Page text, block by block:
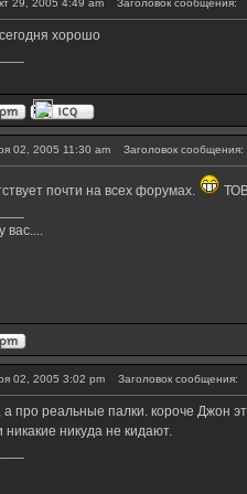
29, 2005 4:49 am Заголовок сообщения:
хорошо
02, 2005 11:30 am Заголовок сообщения:
почти на всех форумах.
вас....
02, 2005 3:02 pm Заголовок сообщения:
а про реальные палки. короче Джон
никуда не кидают.